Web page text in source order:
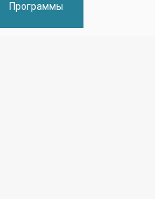
Программы